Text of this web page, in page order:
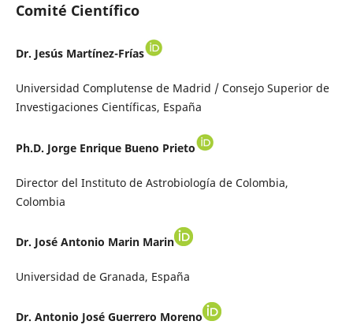
Comité Científico
Dr. Jesús Martínez-Frías
Universidad Complutense de Madrid / Consejo Superior de
Investigaciones Científicas, España
Ph.D. Jorge Enrique Bueno Prieto
Director del Instituto de Astrobiología de Colombia,
Colombia
Dr. José Antonio Marin Marin
Universidad de Granada, España
Dr. Antonio José Guerrero Moreno